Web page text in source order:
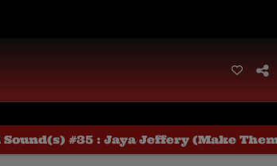
Sound(s) #35 : Jaya Jeffery (Make